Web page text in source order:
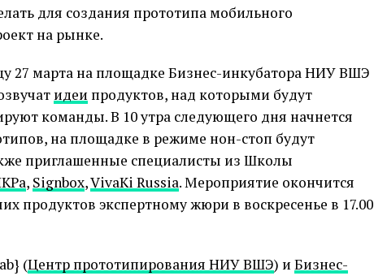
для создания прототипа мобильного
на рынке.
27 марта на площадке Бизнес-инкубатора НИУ ВШЭ
идеи продуктов, над которыми будут
команды. В 10 утра следующего дня начнется
на площадке в режиме нон-стоп будут
приглашенные специалисты из Школы
, Signbox,VivaKi Russia. Мероприятие окончится
продуктов экспертному жюри в воскресенье в 17.00
(Центр прототипирования НИУ ВШЭ) и Бизнес-